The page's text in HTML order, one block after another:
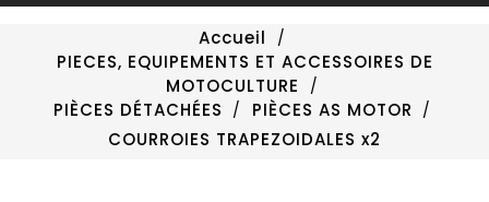
Accueil
PIECES, EQUIPEMENTS ET ACCESSOIRES DE
MOTOCULTURE
PIÈCES DÉTACHÉES
PIÈCES AS MOTOR
COURROIES TRAPEZOIDALES x2